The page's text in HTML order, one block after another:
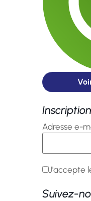
Adresse e-
J'accepte
Suivez-